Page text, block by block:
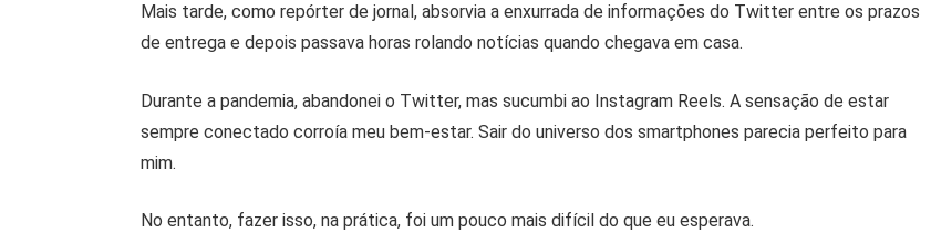
Mais tarde, como repórter de jornal, absorvia a enxurrada de informações do Twitter entre os prazos
de entrega e depois passava horas rolando notícias quando chegava em casa.
Durante a pandemia, abandonei o Twitter, mas sucumbi ao Instagram Reels. A sensação de estar
sempre conectado corroía meu bem-estar. Sair do universo dos smartphones parecia perfeito para
mim.
No entanto, fazer isso, na prática, foi um pouco mais difícil do que eu esperava.